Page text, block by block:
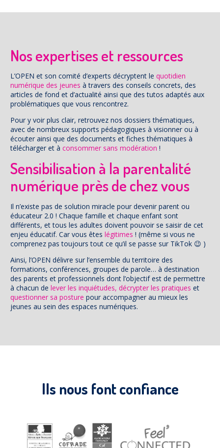
Nos expertises et ressources
L’OPEN et son comité d’experts décryptent le quotidien
numérique des jeunes à travers des conseils concrets, des
articles de fond et d’actualité ainsi que des tutos adaptés aux
problématiques que vous rencontrez.
Pour y voir plus clair, retrouvez nos dossiers thématiques,
avec de nombreux supports pédagogiques à visionner ou à
écouter ainsi que des documents et fiches thématiques à
télécharger et à consommer sans modération !
Sensibilisation à la parentalité
numérique près de chez vous
Il n’existe pas de solution miracle pour devenir parent ou
éducateur 2.0 ! Chaque famille et chaque enfant sont
différents, et tous les adultes doivent pouvoir se saisir de cet
enjeu éducatif. Car vous êtes légitimes ! (même si vous ne
comprenez pas toujours tout ce qu’il se passe sur TikTok 😉 )
Ainsi, l’OPEN délivre sur l’ensemble du territoire des
formations, conférences, groupes de parole… à destination
des parents et professionnels dont l’objectif est de permettre
à chacun de lever les inquiétudes, décrypter les pratiques et
questionner sa posture pour accompagner au mieux les
jeunes au sein des espaces numériques.
Ils nous font confiance